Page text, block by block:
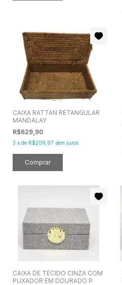
CAIXA RATTAN RETANGULAR
MANDALAY
R$629,90
3 x de R$209,97 sem juros
CAIXA DE TECIDO CINZA COM
PUXADOR EM DOURADO P